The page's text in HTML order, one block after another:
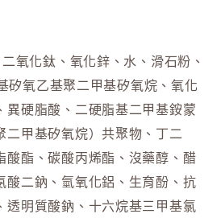
氧化鈦、氧化鋅、水、滑石粉、
矽氧乙基聚二甲基矽氧烷、氧化
異硬脂酸、二硬脂基二甲基銨蒙
二甲基矽氧烷）共聚物、丁二
酸酯、碳酸丙烯酯、沒藥醇、醋
酸二鈉、氫氧化鋁、生育酚、抗
透明質酸鈉、十六烷基三甲基氯